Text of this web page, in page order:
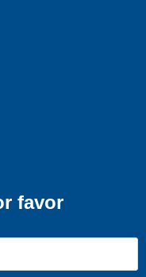
favor